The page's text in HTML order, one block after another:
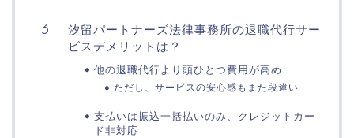
汐留パートナーズ法律事務所の退職代行サー
ビスデメリットは？
他の退職代行より頭ひとつ費用が高め
ただし、サービスの安心感もまた段違い
支払いは振込一括払いのみ、クレジットカー
ド非対応